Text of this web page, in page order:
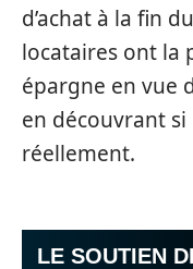
d’achat à la fin
locataires ont la
épargne en vue
en découvrant
réellement.
LE SOUTIEN